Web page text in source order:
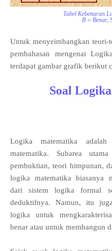
Tabel Kebenaran
B = Benar,
Untuk menyeimbangkan teori-
pembahasan mengenai
terdapat gambar grafik berikut
Soal
Logika matematika
matematika. Subarea
pembuktian, teori himpunan,
logika matematika biasanya
dari sistem logika formal
deduktifnya. Namun, itu
logika untuk
benar atau untuk membangun